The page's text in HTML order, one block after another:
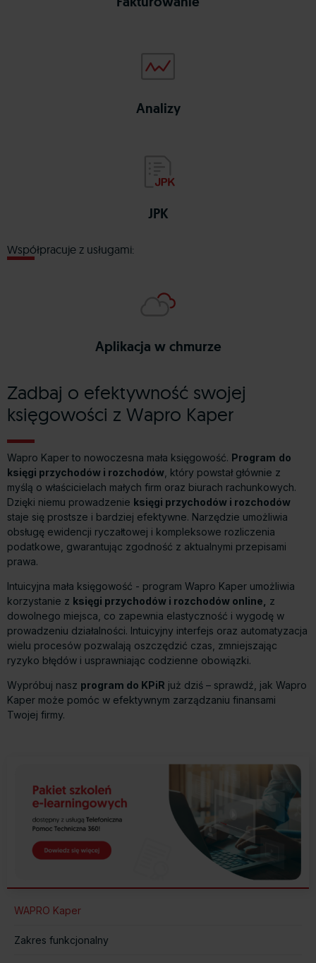
Analizy
wapro
JPK
wapro
jpk
Współpracuje z usługami:
Aplikacja w chmurze
wapro
Zadbaj o efektywność swojej
księgowości z Wapro Kaper
Wapro Kaper to nowoczesna mała księgowość. Program do
księgi przychodów i rozchodów , który powstał głównie z
myślą o właścicielach małych firm oraz biurach rachunkowych.
Dzięki niemu prowadzenie księgi przychodów i rozchodów
staje się prostsze i bardziej efektywne. Narzędzie umożliwia
obsługę ewidencji ryczałtowej i kompleksowe rozliczenia
podatkowe, gwarantując zgodność z aktualnymi przepisami
prawa.
Intuicyjna mała księgowość - program Wapro Kaper umożliwia
korzystanie z księgi przychodów i rozchodów online,
z
dowolnego miejsca, co zapewnia elastyczność i wygodę w
prowadzeniu działalności. Intuicyjny interfejs oraz automatyzacja
wielu procesów pozwalają oszczędzić czas, zmniejszając
ryzyko błędów i usprawniając codzienne obowiązki.
Wypróbuj nasz program do KPiR już dziś – sprawdź, jak Wapro
Kaper może pomóc w efektywnym zarządzaniu finansami
Twojej firmy.
WAPRO Kaper
Zakres funkcjonalny